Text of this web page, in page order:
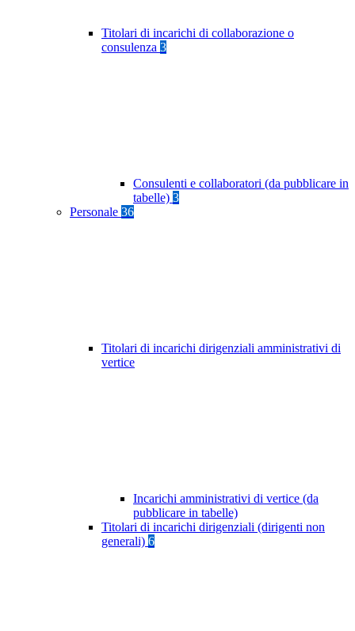
Titolari di incarichi di collaborazione o
consulenza 3
Consulenti e collaboratori (da pubblicare in
tabelle) 3
Personale 36
Titolari di incarichi dirigenziali amministrativi di
vertice
Incarichi amministrativi di vertice (da
pubblicare in tabelle)
Titolari di incarichi dirigenziali (dirigenti non
generali) 6